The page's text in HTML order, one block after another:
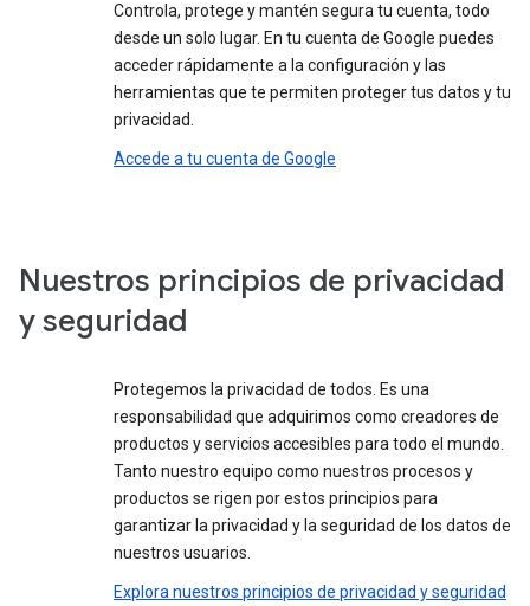
Controla, protege y mantén segura tu cuenta, todo
desde un solo lugar. En tu cuenta de Google puedes
acceder rápidamente a la configuración y las
herramientas que te permiten proteger tus datos y tu
privacidad.
Accede a tu cuenta de Google
Nuestros principios de privacidad
y seguridad
Protegemos la privacidad de todos. Es una
responsabilidad que adquirimos como creadores de
productos y servicios accesibles para todo el mundo.
Tanto nuestro equipo como nuestros procesos y
productos se rigen por estos principios para
garantizar la privacidad y la seguridad de los datos de
nuestros usuarios.
Explora nuestros principios de privacidad y seguridad